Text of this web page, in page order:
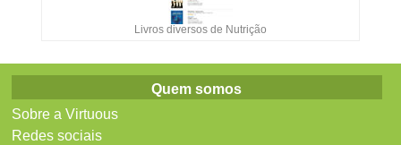
Livros diversos de Nutrição
Quem somos
Sobre a Virtuous
Redes sociais